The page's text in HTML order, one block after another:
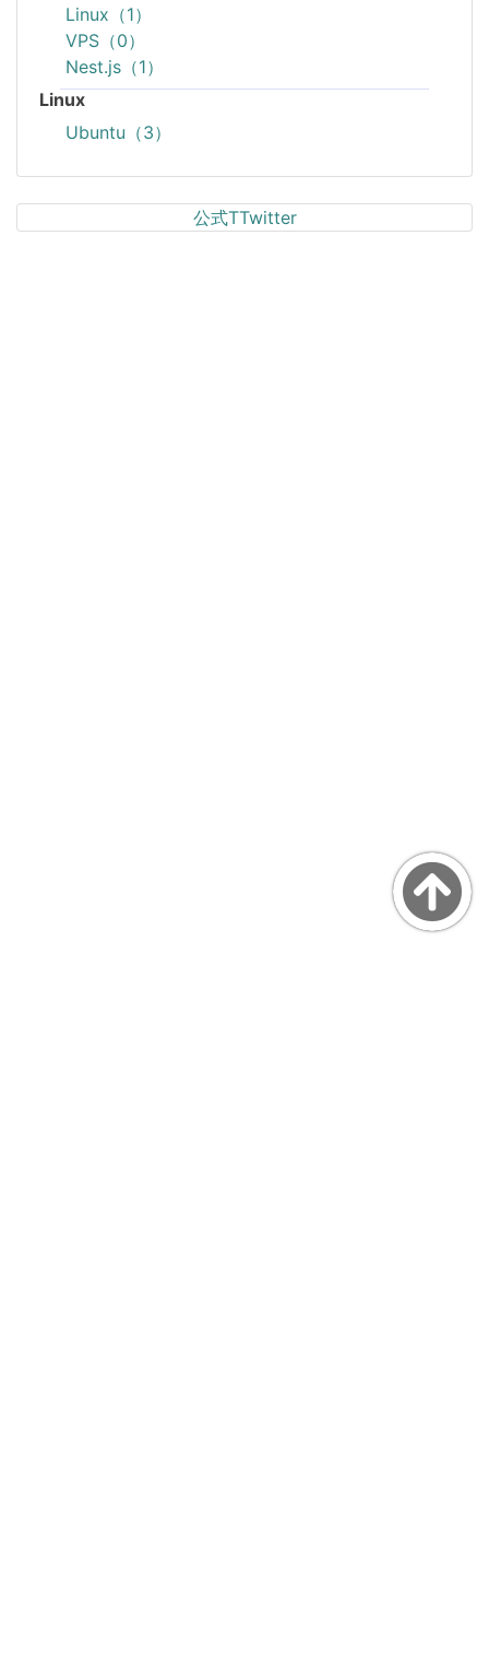
Linux（1）
VPS（0）
Nest.js（1）
Linux
Ubuntu（3）
公式TTwitter